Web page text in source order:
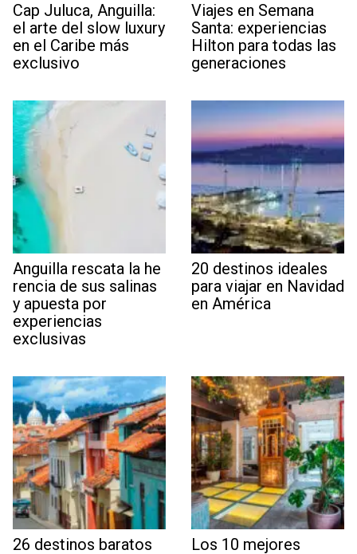
Cap Juluca, Anguilla:
el arte del slow luxury
en el Caribe más
exclusivo
Viajes en Semana
Santa: experiencias
Hilton para todas las
generaciones
Anguilla rescata la he
rencia de sus salinas
y apuesta por
experiencias
exclusivas
20 destinos ideales
para viajar en Navidad
en América
26 destinos baratos
Los 10 mejores